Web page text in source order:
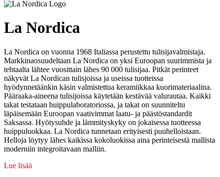
La Nordica
La Nordica on vuonna 1968 Italiassa perustettu tulisijavalmistaja.
Markkinaosuudeltaan La Nordica on yksi Euroopan suurimmista ja
tehtaalta lähtee vuosittain lähes 90 000 tulisijaa. Pitkät perinteet
näkyvät La Nordican tulisjoissa ja useissa tuotteissa
hyödynnetäänkin käsin valmistettua keramiikkaa kuorimateriaalina.
Pääraaka-aineena tulisijoissa käytetään kestävää valurautaa. Kaikki
takat testataan huippulaboratoriossa, ja takat on suunniteltu
läpäisemään Euroopan vaativimmat laatu- ja päästöstandardit
Saksassa. Hyötysuhde ja lämmityskyky on jokaisessa tuotteessa
huippuluokkaa. La Nordica tunnetaan erityisesti puuhelloistaan.
Helloja löytyy lähes kaikissa kokoluokissa aina perinteisestä mallista
moderniin integroitavaan malliin.
Lue lisää